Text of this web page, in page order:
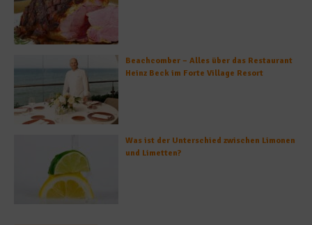
Beachcomber – Alles über das Restaurant
Heinz Beck im Forte Village Resort
Was ist der Unterschied zwischen Limonen
und Limetten?